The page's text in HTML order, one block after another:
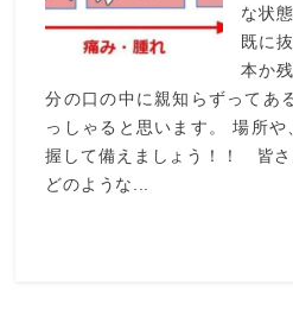
な状
既に
本か
分の口の中に親知らずってあ
っしゃると思います。 場所
握して備えましょう！！ 皆さ
どのような...